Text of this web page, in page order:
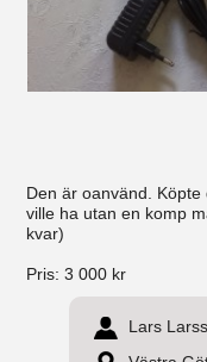
Den är oanvänd.
ville ha utan en komp
kvar)
Pris:3 000 kr
Lars